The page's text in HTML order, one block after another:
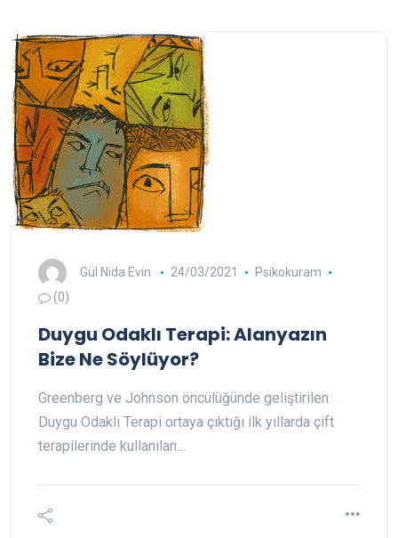
Gül Nida Evin 24/03/2021
Psikokuram
(0)
Duygu Odaklı Terapi: Alanyazın
Bize Ne Söylüyor?
Greenberg ve Johnson öncülüğünde geliştirilen
Duygu Odaklı Terapi ortaya çıktığı ilk yıllarda çift
terapilerinde kullanılan…